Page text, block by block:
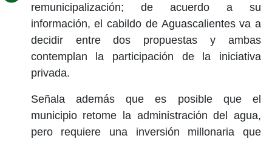
remunicipalización; de acuerdo a su
información, el cabildo de Aguascalientes va a
decidir entre dos propuestas y ambas
contemplan la participación de la iniciativa
privada.
Señala además que es posible que el
municipio retome la administración del agua,
pero requiere una inversión millonaria que